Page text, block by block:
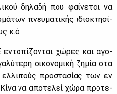
δη­λα­δή που φαί­νε­ται να
πνευ­μα­τι­κής ιδιο­κτη­σί­
κ.ά.
χώ­ρες και αγο­
οι­κο­νο­μι­κή ζη­μία στα
προ­στα­σί­ας των εν
να απο­τε­λεί χώ­ρα προ­τε­